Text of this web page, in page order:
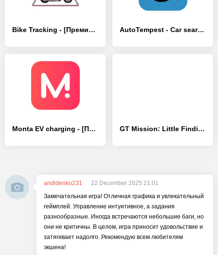
Bike Tracking - [Премиум версия] AutoTempest - Car search - [Премиум версия]
Monta EV charging - [Премиум версия] GT Mission: Little Finding Dad
andidenko231
22 December 2025 21:01
Замечательная игра! Отличная графика и увлекательный
геймплей. Управление интуитивное, а задания
разнообразные. Иногда встречаются небольшие баги, но
они не критичны. В целом, игра приносит удовольствие и
затягивает надолго. Рекомендую всем любителям
экшена!